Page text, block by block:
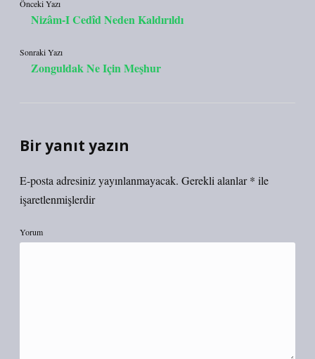
Önceki Yazı
Nizâm-I Cedîd Neden Kaldırıldı
Sonraki Yazı
Zonguldak Ne Için Meşhur
Bir yanıt yazın
E-posta adresiniz yayınlanmayacak. Gerekli alanlar* ile
işaretlenmişlerdir
Yorum